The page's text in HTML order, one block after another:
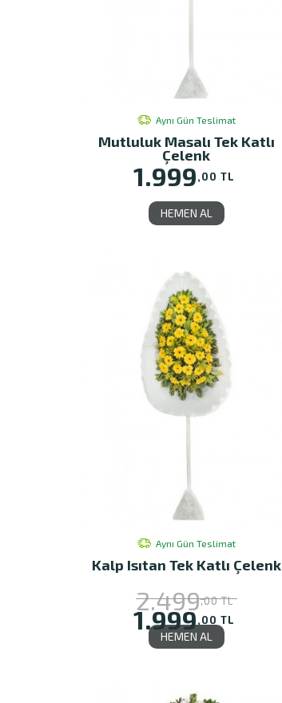
Aynı Gün Teslimat
Mutluluk Masalı Tek Katlı
Çelenk
1.999,00 TL
HEMEN AL
Aynı Gün Teslimat
Kalp Isıtan Tek Katlı Çelenk
2.499,00 TL
1.999,00 TL
HEMEN AL